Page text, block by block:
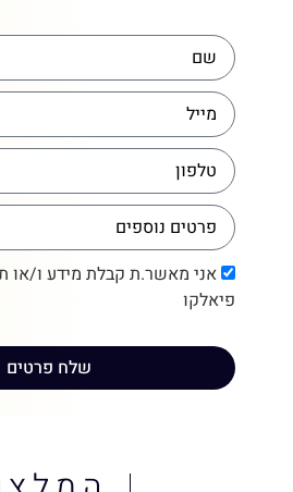
אני מאשר.ת קבלת מידע ו/או
פיאלקו
שלח פרטים